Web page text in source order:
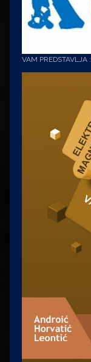
VAM PREDSTAVLJA :